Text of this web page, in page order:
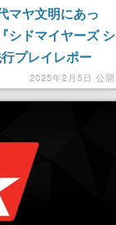
マヤ文明にあっ
シドマイヤーズ シ
プレイレポー
マヤ文明」が「モ
を記録した後、
2025年2月5日 公開